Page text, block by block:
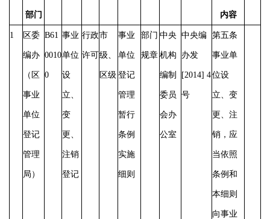
部门 内容
1 区委
编办
（区
事业
单位
登记
管理
局）
B61
0010
0
事业
单位
设
立、
变
更、
注销
登记
行政
许可
市
级、
区级
事业
单位
登记
管理
暂行
条例
实施
细则
部门
规章
中央
机构
编制
委员
会办
公室
中央编
办发
[2014] 4
号
第五条
事业单
位设
立、变
更、注
销，应
当依照
条例和
本细则
向事业